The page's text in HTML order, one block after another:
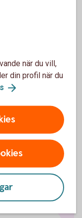
när du vill,
din profil när du